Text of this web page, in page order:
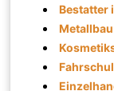
Bestatter